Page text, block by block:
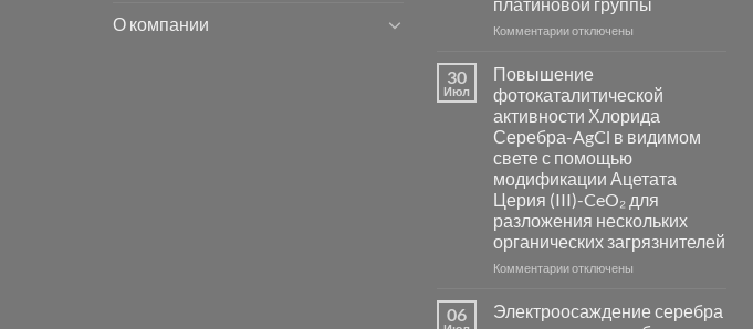
О компании
Комментариик
синтез
катализаторов
и
сенсоров
на
основе
металлов
платиновой
группы
отключены
30
Июл
Повышение
фотокаталитической
активности Хлорида
Серебра-AgCl в видимом
свете с помощью
модификации Ацетата
Церия (III)-CeO₂ для
разложения нескольких
органических загрязнителей
Комментариик
фотокаталитической
отключены
06
Электроосаждение серебра